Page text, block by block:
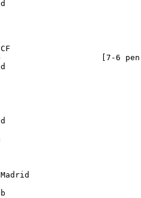
[7-6 pen]